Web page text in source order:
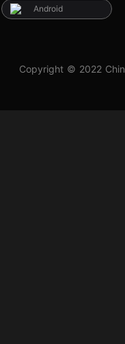
Android
Copyright © 2022